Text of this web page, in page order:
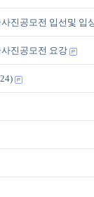
진공모전 입선및 입
진공모전 요강